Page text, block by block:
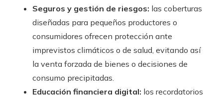
Seguros y gestión de riesgos: las coberturas
diseñadas para pequeños productores o
consumidores ofrecen protección ante
imprevistos climáticos o de salud, evitando así
la venta forzada de bienes o decisiones de
consumo precipitadas.
Educación financiera digital: los recordatorios